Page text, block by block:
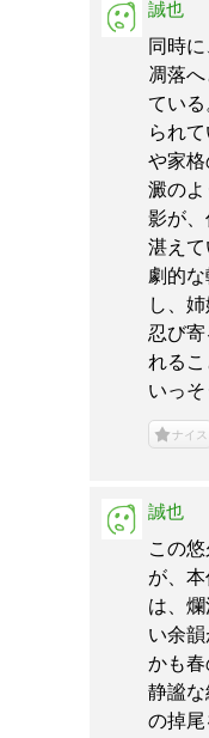
誠也
同時
凋落
てい
られ
や家
澱の
影が
湛えて
劇的
し、
忍び
れる
いっそ
ナイス
誠也
この
が、
は、
い余
かも春
静謐
の掉